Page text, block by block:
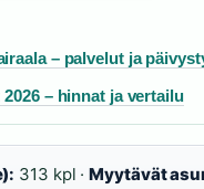
– palvelut ja
– hinnat ja vertailu
313 kpl ·Myytävät